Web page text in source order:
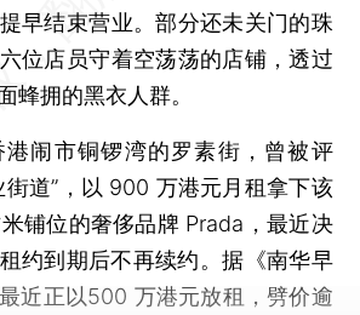
早结束营业。部分还未关门的珠
位店员守着空荡荡的店铺，透过
蜂拥的黑衣人群。
市铜锣湾的罗素街，曾被评
街道”，以 900 万港元月租拿下该
铺位的奢侈品牌 Prada，最近决
约到期后不再续约。据《南华早
近正以500 万港元放租，劈价逾